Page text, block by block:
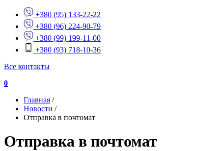
+380 (95) 133-22-22
+380 (96) 224-90-79
+380 (99) 199-11-00
+380 (93) 718-10-36
Все контакты
0
Главная /
Новости /
Отправка в почтомат
Отправка в почтомат